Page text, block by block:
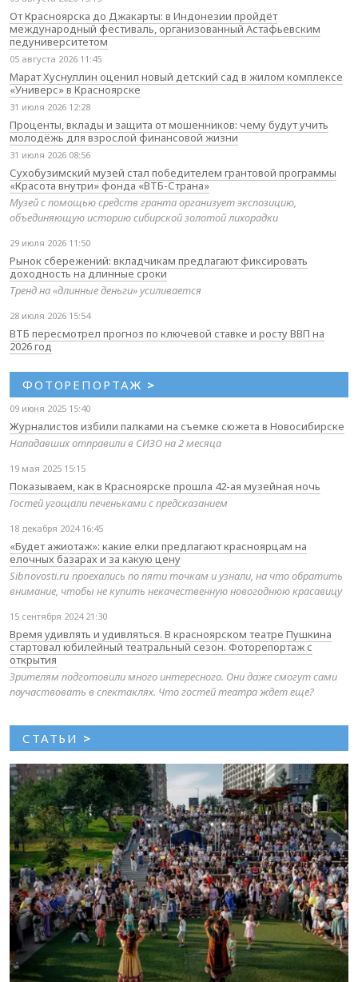
От Красноярска до Джакарты: в Индонезии пройдёт
международный фестиваль, организованный Астафьевским
педуниверситетом
05 августа 2026 11:45
Марат Хуснуллин оценил новый детский сад в жилом комплексе
«Универс» в Красноярске
31 июля 2026 12:28
Проценты, вклады и защита от мошенников: чему будут учить
молодёжь для взрослой финансовой жизни
31 июля 2026 08:56
Сухобузимский музей стал победителем грантовой программы
«Красота внутри» фонда «ВТБ-Страна»
Музей с помощью средств гранта организует экспозицию,
объединяющую историю сибирской золотой лихорадки
29 июля 2026 11:50
Рынок сбережений: вкладчикам предлагают фиксировать
доходность на длинные сроки
Тренд на «длинные деньги» усиливается
28 июля 2026 15:54
ВТБ пересмотрел прогноз по ключевой ставке и росту ВВП на
2026 год
ФОТОРЕПОРТАЖ >
09 июня 2025 15:40
Журналистов избили палками на съемке сюжета в Новосибирске
Нападавших отправили в СИЗО на 2 месяца
19 мая 2025 15:15
Показываем, как в Красноярске прошла 42-ая музейная ночь
Гостей угощали печеньками с предсказанием
18 декабря 2024 16:45
«Будет ажиотаж»: какие елки предлагают красноярцам на
елочных базарах и за какую цену
Sibnovosti.ru проехались по пяти точкам и узнали, на что обратить
внимание, чтобы не купить некачественную новогоднюю красавицу
15 сентября 2024 21:30
Время удивлять и удивляться. В красноярском театре Пушкина
стартовал юбилейный театральный сезон. Фоторепортаж с
открытия
Зрителям подготовили много интересного. Они даже смогут сами
поучаствовать в спектаклях. Что гостей театра ждет еще?
СТАТЬИ >